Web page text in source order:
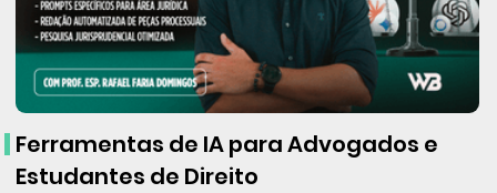
Ferramentas de IA para Advogados e
Estudantes de Direito